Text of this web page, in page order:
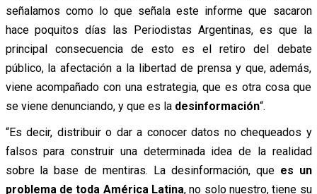
señalamos como lo que señala este informe que sacaron
hace poquitos días las Periodistas Argentinas, es que la
principal consecuencia de esto es el retiro del debate
público, la afectación a la libertad de prensa y que, además,
viene acompañado con una estrategia, que es otra cosa que
se viene denunciando, y que es la desinformación“.
“Es decir, distribuir o dar a conocer datos no chequeados y
falsos para construir una determinada idea de la realidad
sobre la base de mentiras. La desinformación, que es un
problema de toda América Latina, no solo nuestro, tiene su